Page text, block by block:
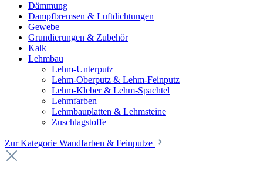
Dämmung
Dampfbremsen & Luftdichtungen
Gewebe
Grundierungen & Zubehör
Kalk
Lehmbau
Lehm-Unterputz
Lehm-Oberputz & Lehm-Feinputz
Lehm-Kleber & Lehm-Spachtel
Lehmfarben
Lehmbauplatten & Lehmsteine
Zuschlagstoffe
Zur Kategorie Wandfarben & Feinputze